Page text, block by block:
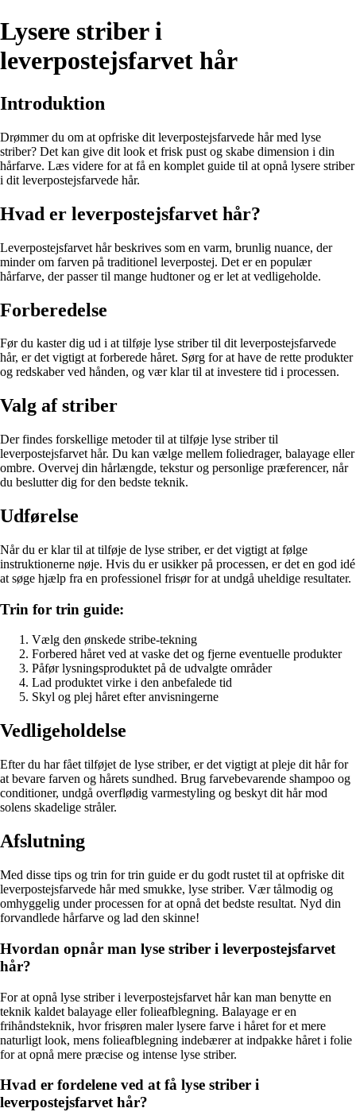
Lysere striber i
leverpostejsfarvet hår
Introduktion
Drømmer du om at opfriske dit leverpostejsfarvede hår med lyse
striber? Det kan give dit look et frisk pust og skabe dimension i din
hårfarve. Læs videre for at få en komplet guide til at opnå lysere striber
i dit leverpostejsfarvede hår.
Hvad er leverpostejsfarvet hår?
Leverpostejsfarvet hår beskrives som en varm, brunlig nuance, der
minder om farven på traditionel leverpostej. Det er en populær
hårfarve, der passer til mange hudtoner og er let at vedligeholde.
Forberedelse
Før du kaster dig ud i at tilføje lyse striber til dit leverpostejsfarvede
hår, er det vigtigt at forberede håret. Sørg for at have de rette produkter
og redskaber ved hånden, og vær klar til at investere tid i processen.
Valg af striber
Der findes forskellige metoder til at tilføje lyse striber til
leverpostejsfarvet hår. Du kan vælge mellem foliedrager, balayage eller
ombre. Overvej din hårlængde, tekstur og personlige præferencer, når
du beslutter dig for den bedste teknik.
Udførelse
Når du er klar til at tilføje de lyse striber, er det vigtigt at følge
instruktionerne nøje. Hvis du er usikker på processen, er det en god idé
at søge hjælp fra en professionel frisør for at undgå uheldige resultater.
Trin for trin guide:
Vælg den ønskede stribe-tekning
Forbered håret ved at vaske det og fjerne eventuelle produkter
Påfør lysningsproduktet på de udvalgte områder
Lad produktet virke i den anbefalede tid
Skyl og plej håret efter anvisningerne
Vedligeholdelse
Efter du har fået tilføjet de lyse striber, er det vigtigt at pleje dit hår for
at bevare farven og hårets sundhed. Brug farvebevarende shampoo og
conditioner, undgå overflødig varmestyling og beskyt dit hår mod
solens skadelige stråler.
Afslutning
Med disse tips og trin for trin guide er du godt rustet til at opfriske dit
leverpostejsfarvede hår med smukke, lyse striber. Vær tålmodig og
omhyggelig under processen for at opnå det bedste resultat. Nyd din
forvandlede hårfarve og lad den skinne!
Hvordan opnår man lyse striber i leverpostejsfarvet
hår?
For at opnå lyse striber i leverpostejsfarvet hår kan man benytte en
teknik kaldet balayage eller folieafblegning. Balayage er en
frihåndsteknik, hvor frisøren maler lysere farve i håret for et mere
naturligt look, mens folieafblegning indebærer at indpakke håret i folie
for at opnå mere præcise og intense lyse striber.
Hvad er fordelene ved at få lyse striber i
leverpostejsfarvet hår?